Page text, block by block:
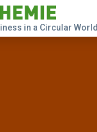
in a Circular World